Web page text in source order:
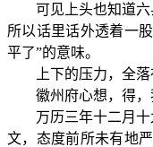
可见上头也知道六
所以话里话外透着一
平了”的意味。
上下的压力，全
徽州府心想，得，
万历三年十二月
文，态度前所未有地